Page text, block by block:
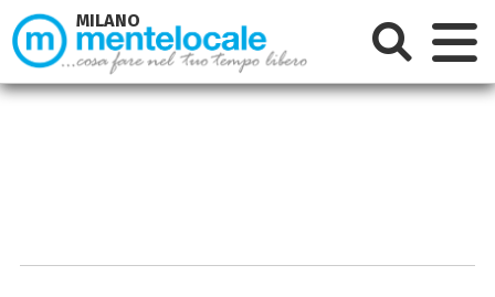
MILANO